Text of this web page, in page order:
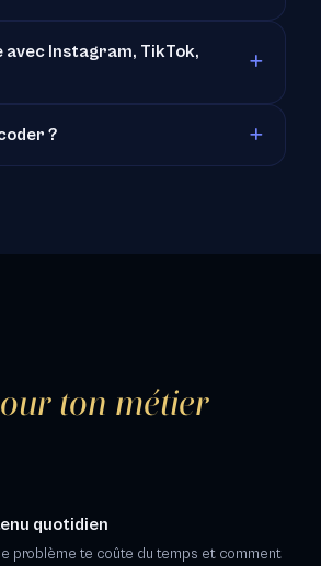
Instagram, TikTok,
?
ton métier
quotidien
problème te coûte du temps et comment